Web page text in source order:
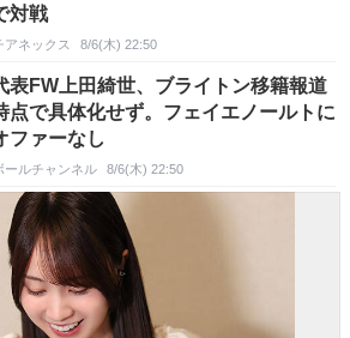
対戦
アネックス 8/6(木) 22:50
表FW上田綺世、ブライトン移籍報道
点で具体化せず。フェイエノールトに
ファーなし
ールチャンネル 8/6(木) 22:50